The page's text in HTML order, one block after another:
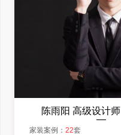
陈雨阳 高级设计师
—
家装案例： 22套